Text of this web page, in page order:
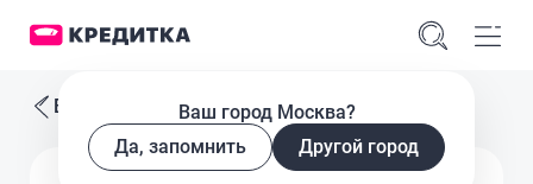
Ваш город Москва?
Да, запомнить
Другой город
Все отзывы